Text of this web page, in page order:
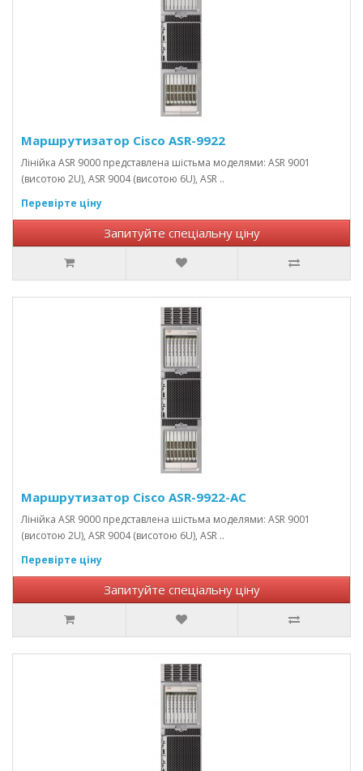
Маршрутизатор Cisco ASR-9922
Лінійка ASR 9000 представлена ​​шістьма моделями: ASR 9001
(висотою 2U), ASR 9004 (висотою 6U), ASR ..
Перевірте ціну
Запитуйте спеціальну ціну
Маршрутизатор Cisco ASR-9922-AC
Лінійка ASR 9000 представлена ​​шістьма моделями: ASR 9001
(висотою 2U), ASR 9004 (висотою 6U), ASR ..
Перевірте ціну
Запитуйте спеціальну ціну